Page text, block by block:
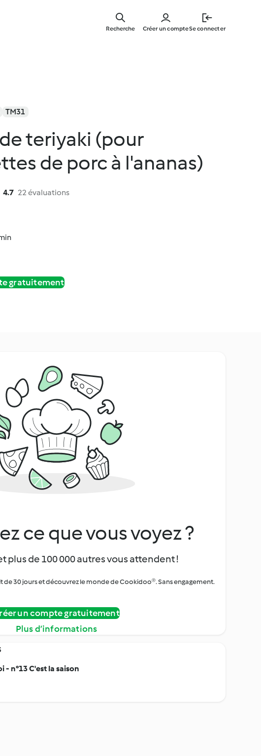
main
Créer un compteSe connecter
Recherche
TM31
teriyaki (pour
de porc à l'ananas)
4.7 22 évaluations
gratuitement
ce que vous voyez ?
plus de 100 000 autres vous attendent !
de 30 jours et découvrez le monde de Cookidoo®. Sans engagement.
un compte gratuitement
Plus d’informations
- n°13 C'est la saison